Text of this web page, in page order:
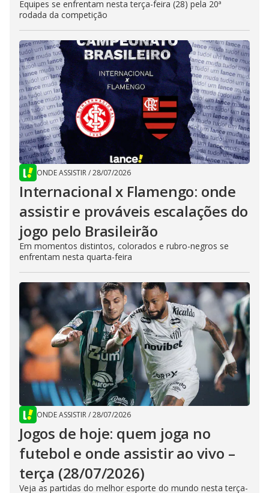
Equipes se enfrentam nesta terça-feira (28) pela 20ª
rodada da competição
ONDE ASSISTIR/28/07/2026
Internacional x Flamengo: onde
assistir e prováveis escalações do
jogo pelo Brasileirão
Em momentos distintos, colorados e rubro-negros se
enfrentam nesta quarta-feira
ONDE ASSISTIR/28/07/2026
Jogos de hoje: quem joga no
futebol e onde assistir ao vivo –
terça (28/07/2026)
Veja as partidas do melhor esporte do mundo nesta terça-